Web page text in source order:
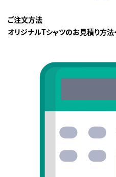
ご注文方法
オリジナルTシャツのお見積り方法